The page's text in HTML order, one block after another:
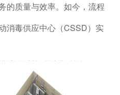
的质量与效率。如今，流程
消毒供应中心（CSSD）实